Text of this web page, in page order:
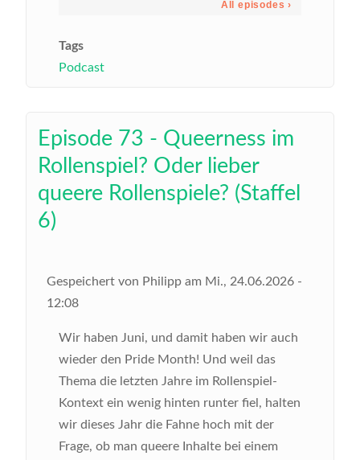
Tags
Podcast
Episode 73 - Queerness im
Rollenspiel? Oder lieber
queere Rollenspiele? (Staffel
6)
Gespeichert von Philipp am Mi., 24.06.2026 -
12:08
Wir haben Juni, und damit haben wir auch
wieder den Pride Month! Und weil das
Thema die letzten Jahre im Rollenspiel-
Kontext ein wenig hinten runter fiel, halten
wir dieses Jahr die Fahne hoch mit der
Frage, ob man queere Inhalte bei einem